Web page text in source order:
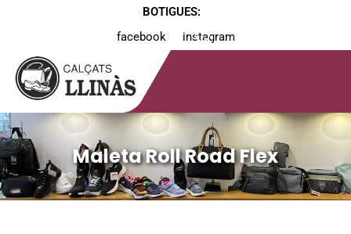
BOTIGUES:
facebook
instagram
Maleta Roll Road Flex